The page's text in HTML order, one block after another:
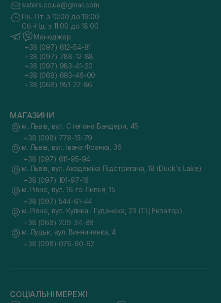
sisters.co.ua@gmail.com
Пн.-Пт. з 10:00 до 19:00
Сб.-Нд. з 11:00 до 18:00
Менеджер
+38 (097) 612-54-81
+38 (097) 788-12-88
+38 (097) 983-41-20
+38 (068) 693-46-00
+38 (068) 951-22-86
МАГАЗИНИ
м. Львів, вул. Степана Бандери, 45
+38 (098) 778-13-79
м. Львів, вул. Івана Франка, 36
+38 (097) 611-95-94
м. Львів, вул. Академіка Підстригача, 1В (Duck's Lake)
+38 (097) 101-97-16
м. Рівне, вул. 16-го Липня, 15
+38 (097) 544-61-44
м. Рівне, вул. Кулика і Гудачека, 23 (ТЦ Екватор)
+38 (068) 209-34-88
м. Луцьк, вул. Винниченка, 4
+38 (098) 076-60-62
СОЦІАЛЬНІ МЕРЕЖІ